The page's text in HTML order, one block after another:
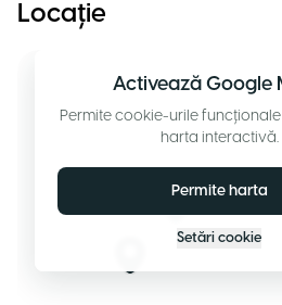
Locație
Activează Google
Permite cookie-urile
harta interactivă.
Permite harta
Setări cookie